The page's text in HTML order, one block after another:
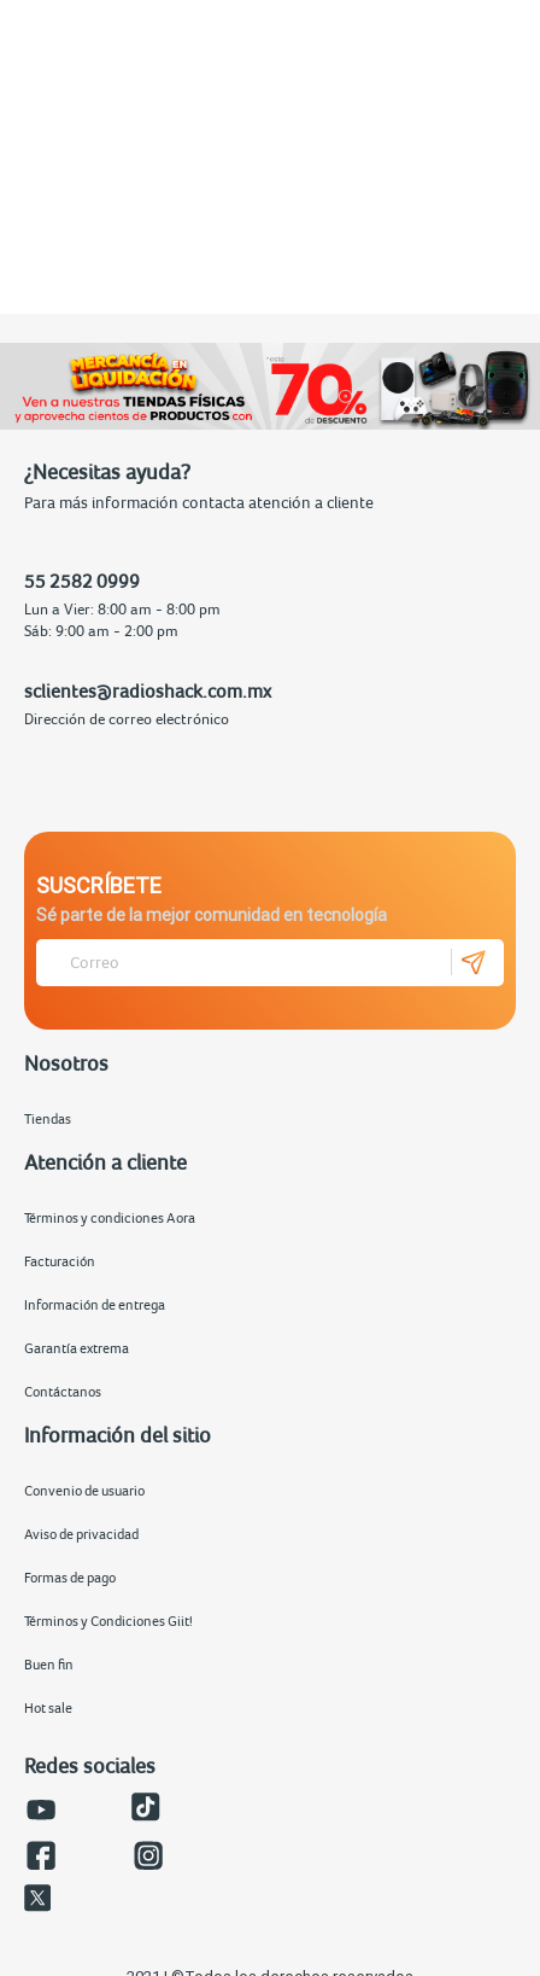
¿Necesitas ayuda?
Para más información contacta atención a cliente
55 2582 0999
Lun a Vier: 8:00 am - 8:00 pm
Sáb: 9:00 am - 2:00 pm
sclientes@radioshack.com.mx
Dirección de correo electrónico
SUSCRÍBETE
Sé parte de la mejor comunidad en tecnología
Nosotros
Tiendas
Atención a cliente
Términos y condiciones Aora
Facturación
Información de entrega
Garantía extrema
Contáctanos
Información del sitio
Convenio de usuario
Aviso de privacidad
Formas de pago
Términos y Condiciones Giit!
Buen fin
Hot sale
Redes sociales